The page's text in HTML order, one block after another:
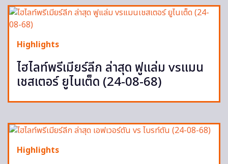
Highlights
ไฮไลท์พรีเมียร์ลีก ล่าสุด ฟูแล่ม vsแมน
เชสเตอร์ ยูไนเต็ด (24-08-68)
Highlights